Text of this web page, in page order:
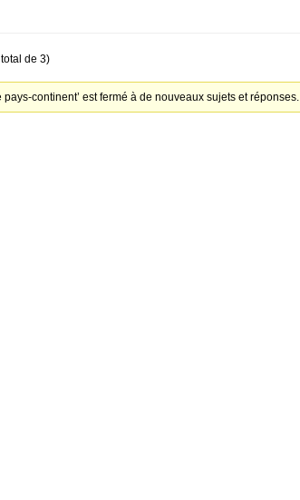
de 3)
pays-continent’ est fermé à de nouveaux sujets et réponses.